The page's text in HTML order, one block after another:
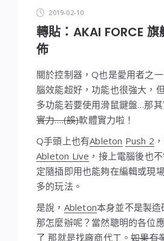
2019-02-10
轉貼：AKAI FORCE
佈
關於控制器，Q也是愛用者之
腦效能超好，功能也很強大，
多功能若要使用滑鼠鍵盤…那
實力….(誤)軟體實力啦！
Q手頭上也有Ableton Push 2
Ableton Live ，接上電腦後也
定隨插即用也能夠在編輯或現
多的玩法。
是說， Ableton本身並不是製造
那怎麼辦呢？當然聰明的各位
了 那就是找廠商代工。如果有